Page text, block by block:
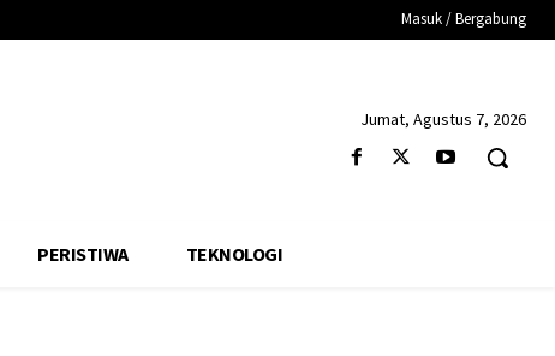
Masuk / Bergabung
Jumat, Agustus 7, 2026
PERISTIWA TEKNOLOGI